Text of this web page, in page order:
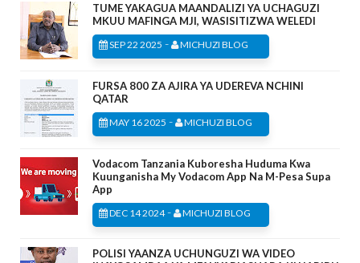
TUME YAKAGUA MAANDALIZI YA UCHAGUZI
MKUU MAFINGA MJI, WASISITIZWA WELEDI
SEP 22 2025 - MICHUZI BLOG
FURSA 800 ZA AJIRA YA UDEREVA NCHINI
QATAR
MAY 16 2025 - MICHUZI BLOG
Vodacom Tanzania Kuboresha Huduma Kwa
Kuunganisha My Vodacom App Na M-Pesa Supa
App
DEC 14 2024- MICHUZI BLOG
POLISI YAANZA UCHUNGUZI WA VIDEO